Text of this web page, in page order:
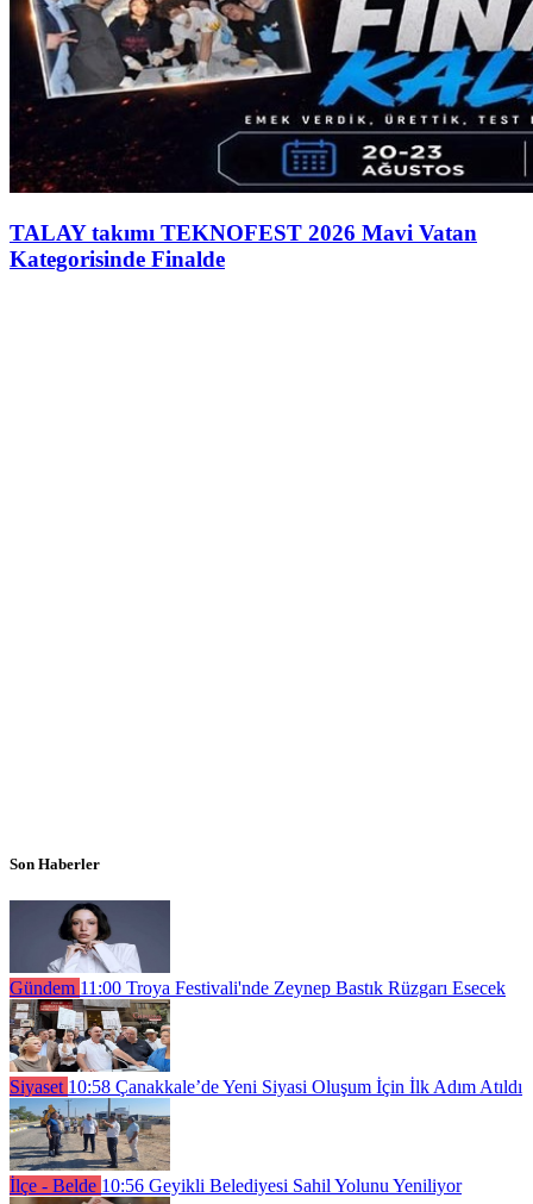
TALAY takımı TEKNOFEST 2026 Mavi Vatan
Kategorisinde Finalde
Son Haberler
Gündem 11:00 Troya Festivali'nde Zeynep Bastık Rüzgarı Esecek
Siyaset 10:58 Çanakkale’de Yeni Siyasi Oluşum İçin İlk Adım Atıldı
İlçe - Belde 10:56 Geyikli Belediyesi Sahil Yolunu Yeniliyor